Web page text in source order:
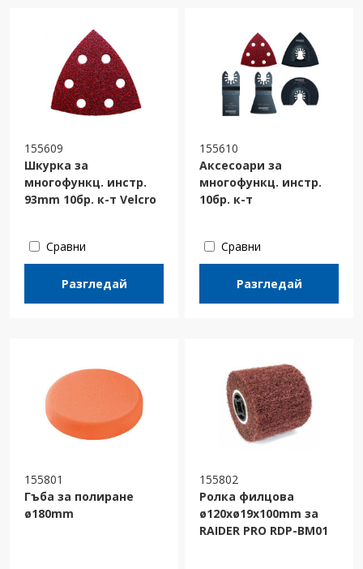
155609
Шкурка за
многофункц. инстр.
93mm 10бр. к-т Velcro
Сравни
Разгледай
155610
Аксесоари за
многофункц. инстр.
10бр. к-т
Сравни
Разгледай
155801
Гъба за полиране
ø180mm
155802
Ролка филцова
ø120xø19x100mm за
RAIDER PRO RDP-BM01